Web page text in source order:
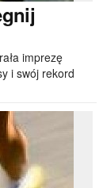
imprezę
i swój rekord